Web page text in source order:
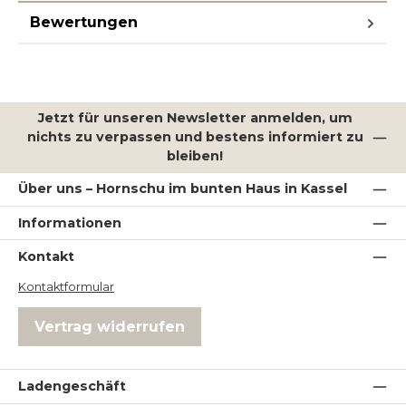
Bewertungen
Jetzt für unseren Newsletter anmelden, um
nichts zu verpassen und bestens informiert zu
bleiben!
Über uns – Hornschu im bunten Haus in Kassel
Informationen
Kontakt
Kontaktformular
Vertrag widerrufen
Ladengeschäft